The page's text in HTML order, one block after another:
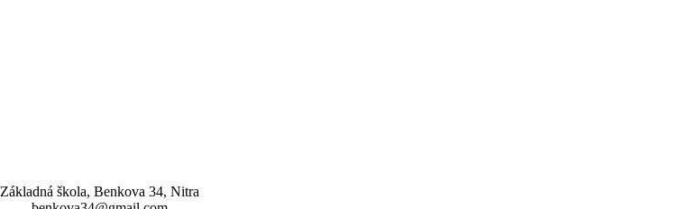
Základná škola, Benkova 34, Nitra